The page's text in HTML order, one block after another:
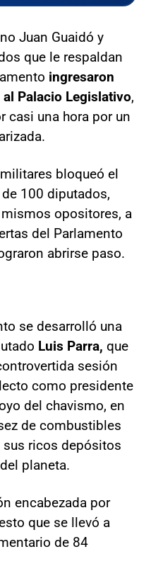
Juan Guaidó y
que le respaldan
ingresaron
Palacio Legislativo,
casi una hora por un
bloqueó el
100 diputados,
opositores, a
del Parlamento
abrirse paso.
se desarrolló una
Luis Parra, que
sesión
como presidente
del chavismo, en
de combustibles
sus ricos depósitos
planeta.
encabezada por
que se llevó a
de 84